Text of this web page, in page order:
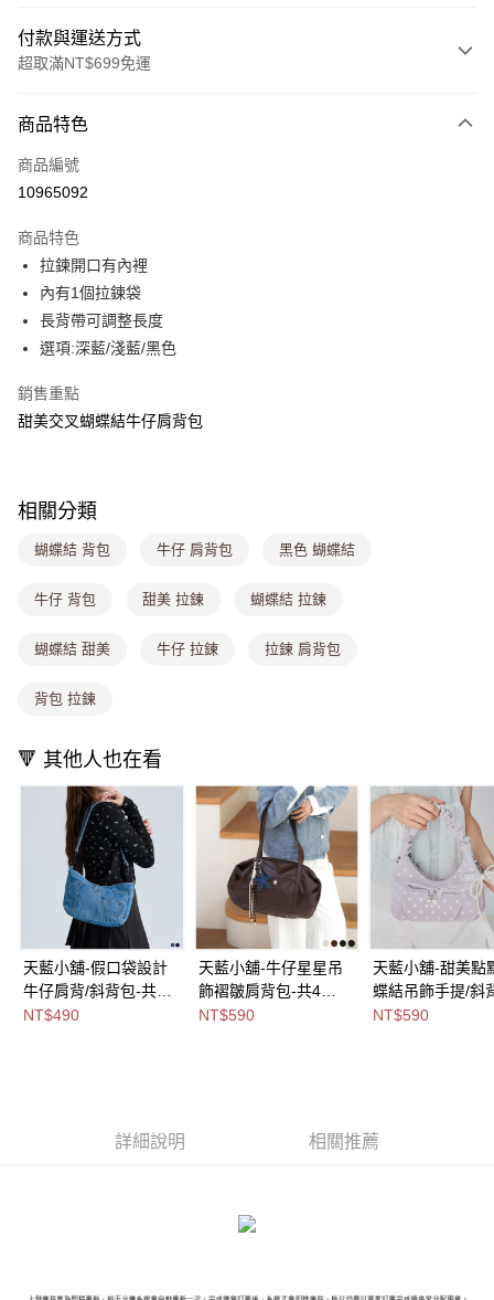
付款與運送方式
超取滿NT$699免運
信用卡一次付款
超商取貨付款
Apple Pay
街口支付
悠遊付
Google Pay
大哥付你分期
2.付款方式選擇「大哥付你分期」，訂單成立後會自動跳轉到大哥付的交易
成交易。
4.訂單成立30分鐘內，如未前往確認交易或遇審核未通過，訂單將自動取
【繳款方式說明】
醒簡訊。
【注意事項】
1.本服務係由「台灣大哥大股份有限公司」（以下簡稱本公司）所提供，讓
用戶於交易時，得透過本服務購買商品或服務，並由商店將買賣／分期付款
買賣價金債權讓與本公司後，依約使用本公司帳單繳交帳款。
2.基於同意付款使用「大哥付你分期」之契約關係目的，商店將以您的個人
資料（包含姓名、電話或地址）提供予台灣大哥大進項蒐集、處理及利用，
由本公司與您本人進行分期帳單所需資料之確認、核對及更正。
3.完整用戶服務條款，請詳閱以下連結：https://oppay.tw/userRule
運送方式
每筆NT$80，滿NT$699(含以上)免運費
付款後全家取貨
每筆NT$8,888，滿NT$8,888(含以上)免運費
付款後萊爾富取貨
每筆NT$8,888，滿NT$8,888(含以上)免運費
7-11取貨付款
每筆NT$80，滿NT$1,000(含以上)免運費
付款後7-11取貨
每筆NT$80，滿NT$1,000(含以上)免運費
宅配
商品特色
商品編號
10965092
商品特色
拉鍊開口有內裡
內有1個拉鍊袋
長背帶可調整長度
選項:深藍/淺藍/黑色
銷售重點
甜美交叉蝴蝶結牛仔肩背包
相關分類
蝴蝶結 背包 牛仔 肩背包 黑色 蝴蝶結
牛仔 背包 甜美 拉鍊 蝴蝶結 拉鍊
蝴蝶結 甜美 牛仔 拉鍊 拉鍊 肩背包
背包 拉鍊
🔻 其他人也在看
天藍小舖-假口袋設計
牛仔肩背/斜背包-共2
色-$490【A15153241
NT$490
天藍小舖-牛仔星星吊
飾褶皺肩背包-共4
色-$590【A15153184
NT$590
天藍小舖-甜美點
蝶結吊飾手提/斜
包-共3
NT$590
詳細說明 相關推薦